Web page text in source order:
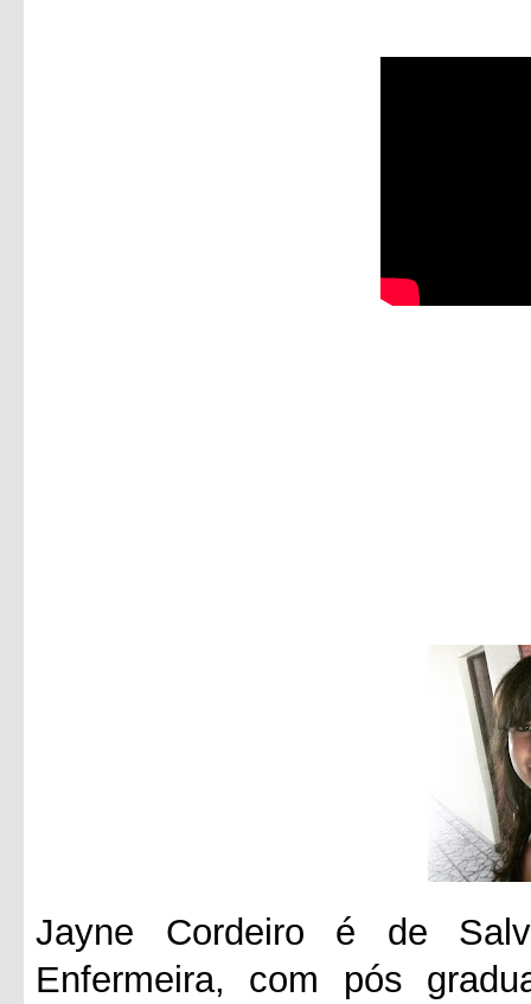
Jayne Cordeiro é de
Enfermeira, com pós